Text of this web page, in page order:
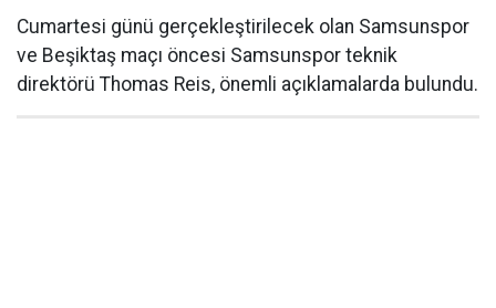
Cumartesi günü gerçekleştirilecek olan Samsunspor
ve Beşiktaş maçı öncesi Samsunspor teknik
direktörü Thomas Reis, önemli açıklamalarda bulundu.